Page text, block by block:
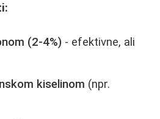
(2-4%) - efektivne, ali
kiselinom (npr.